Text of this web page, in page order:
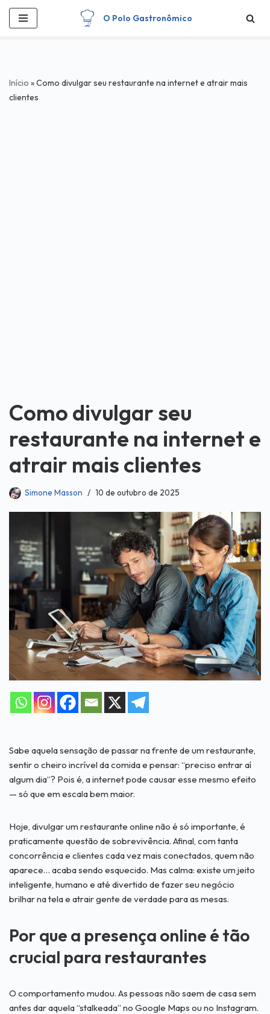
Pular
O Polo Gastronômico
Início »Como divulgar seu restaurante na internet e atrair mais
clientes
Como divulgar seu
restaurante na internet e
atrair mais clientes
Simone Masson 10 de outubro de 2025
Sabe aquela sensação de passar na frente de um restaurante,
sentir o cheiro incrível da comida e pensar: “preciso entrar aí
algum dia”? Pois é, a internet pode causar esse mesmo efeito
— só que em escala bem maior.
Hoje, divulgar um restaurante online não é só importante, é
praticamente questão de sobrevivência. Afinal, com tanta
concorrência e clientes cada vez mais conectados, quem não
aparece… acaba sendo esquecido. Mas calma: existe um jeito
inteligente, humano e até divertido de fazer seu negócio
brilhar na tela e atrair gente de verdade para as mesas.
Por que a presença online é tão
crucial para restaurantes
O comportamento mudou. As pessoas não saem de casa sem
antes dar aquela “stalkeada” no Google Maps ou no Instagram.